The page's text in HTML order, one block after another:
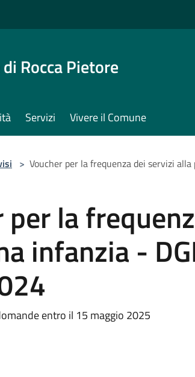
Rocca Pietore
Servizi Vivere il Comune
> Voucher per la frequenza dei servizi
per la
infanzia -
entro il 15 maggio 2025